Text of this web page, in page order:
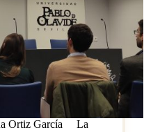
Ortiz García La